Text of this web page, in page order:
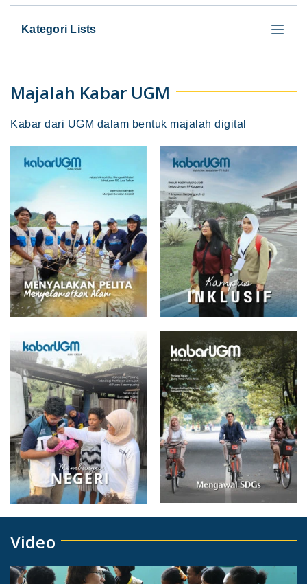
Kategori Lists
Majalah Kabar UGM
Kabar dari UGM dalam bentuk majalah digital
Video